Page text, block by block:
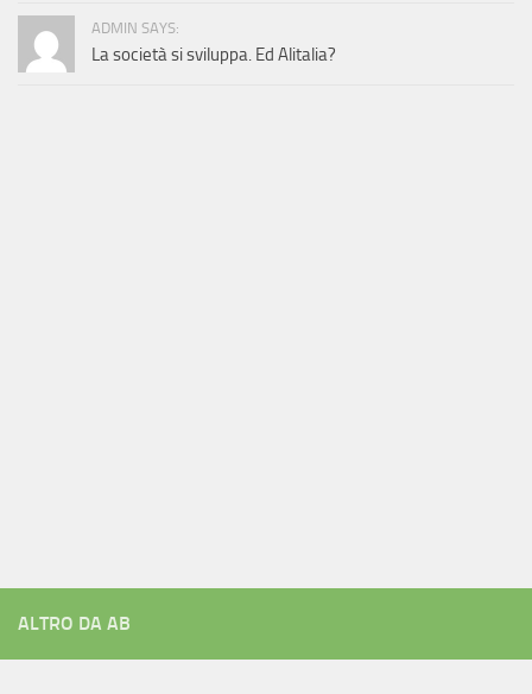
ADMIN SAYS:
La società si sviluppa. Ed Alitalia?
ALTRO DA AB